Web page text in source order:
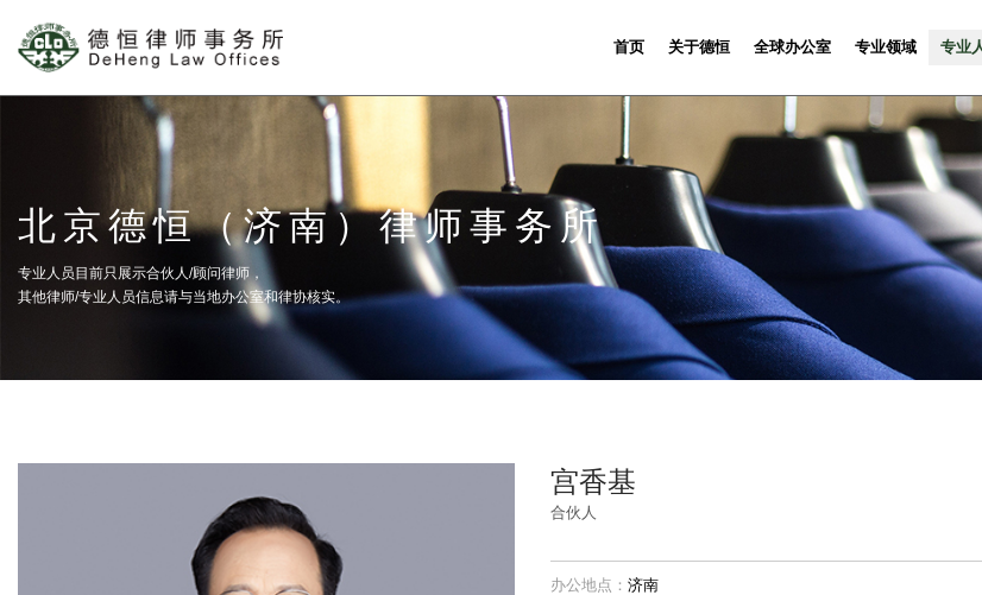
首页 关于德恒 全球办公室 专业领域 专业
北京德恒（济南）律师事务所
专业人员目前只展示合伙人/顾问律师，
其他律师/专业人员信息请与当地办公室和律协核实。
宫香基
合伙人
办公地点： 济南